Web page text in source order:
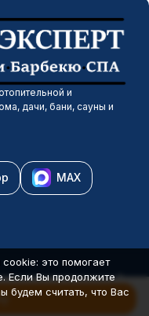
и
дачи, бани, сауны и
MAX
это помогает
Если Вы продолжите
будем считать, что Вас